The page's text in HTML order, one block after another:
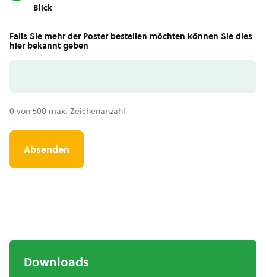
Blick
Falls Sie mehr der Poster bestellen möchten können Sie dies
hier bekannt geben
0 von 500 max. Zeichenanzahl
Downloads